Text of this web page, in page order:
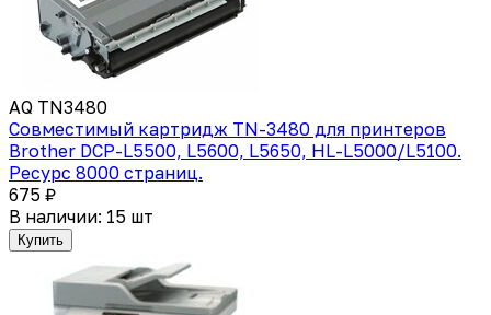
AQ TN3480
Совместимый картридж TN-3480 для принтеров
Brother DCP-L5500, L5600, L5650, HL-L5000/L5100.
Ресурс 8000 страниц.
675 ₽
В наличии: 15 шт
Купить